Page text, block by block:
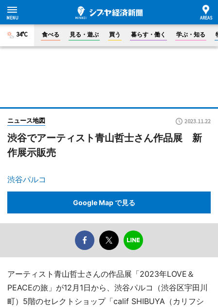
34°C 食べる 見る・遊ぶ 買う 暮らす・働く 学ぶ・知る
ニュース地図 2023.11.22
渋谷でアーティスト青山哲士さん作品展 新
作展示販売
渋谷パルコ
Google Map で見る
アーティスト青山哲士さんの作品展「2023年LOVE＆
PEACEの旅」が12月1日から、渋谷パルコ（渋谷区宇田川
町）5階のセレクトショップ「calif SHIBUYA（カリフシ